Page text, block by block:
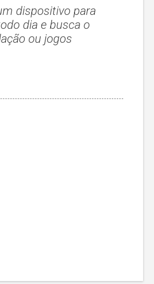
dispositivo para
dia e busca o
ou jogos